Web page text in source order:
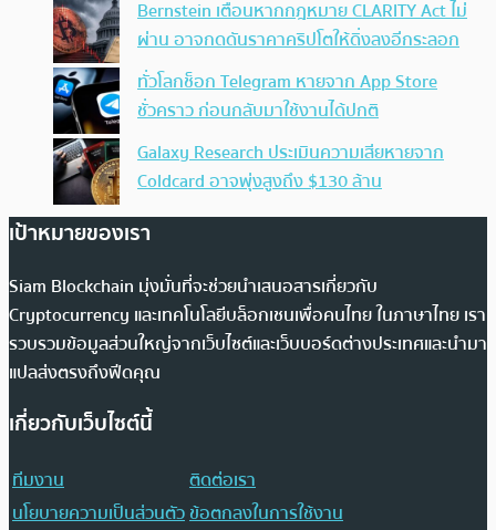
Bernstein เตือนหากกฎหมาย CLARITY Act ไม่
ผ่าน อาจกดดันราคาคริปโตให้ดิ่งลงอีกระลอก
ทั่วโลกช็อก Telegram หายจาก App Store
ชั่วคราว ก่อนกลับมาใช้งานได้ปกติ
Galaxy Research ประเมินความเสียหายจาก
Coldcard อาจพุ่งสูงถึง $130 ล้าน
เป้าหมายของเรา
Siam Blockchain มุ่งมั่นที่จะช่วยนำเสนอสารเกี่ยวกับ
Cryptocurrency และเทคโนโลยีบล็อกเชนเพื่อคนไทย ในภาษาไทย เรา
รวบรวมข้อมูลส่วนใหญ่จากเว็บไซต์และเว็บบอร์ดต่างประเทศและนำมา
แปลส่งตรงถึงฟีดคุณ
เกี่ยวกับเว็บไซต์นี้
ทีมงาน
ติดต่อเรา
นโยบายความเป็นส่วนตัวข้อตกลงในการใช้งาน